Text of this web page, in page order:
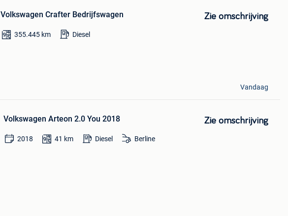
Volkswagen Crafter Bedrijfswagen Zie omschrijving
355.445 km Diesel
Vandaag
Volkswagen Arteon 2.0 You 2018 Zie omschrijving
2018 41 km Diesel Berline